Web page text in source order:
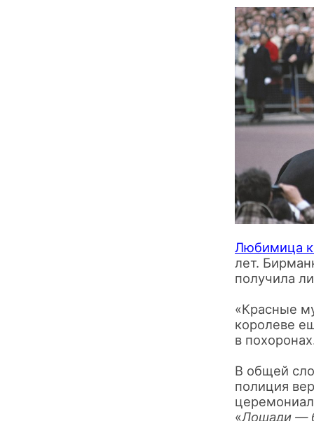
Любимица
лет.
получила
«Красные
королеве
в
В общей
полиция
«Лошади —